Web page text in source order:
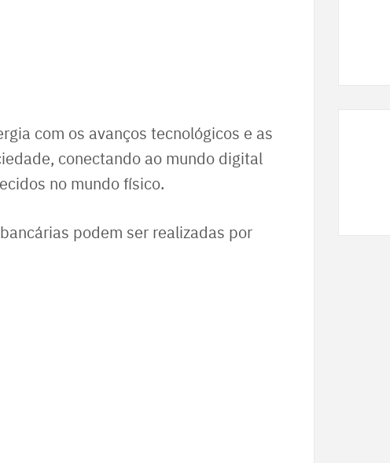
com os avanços tecnológicos e as
conectando ao mundo digital
no mundo físico.
podem ser realizadas por